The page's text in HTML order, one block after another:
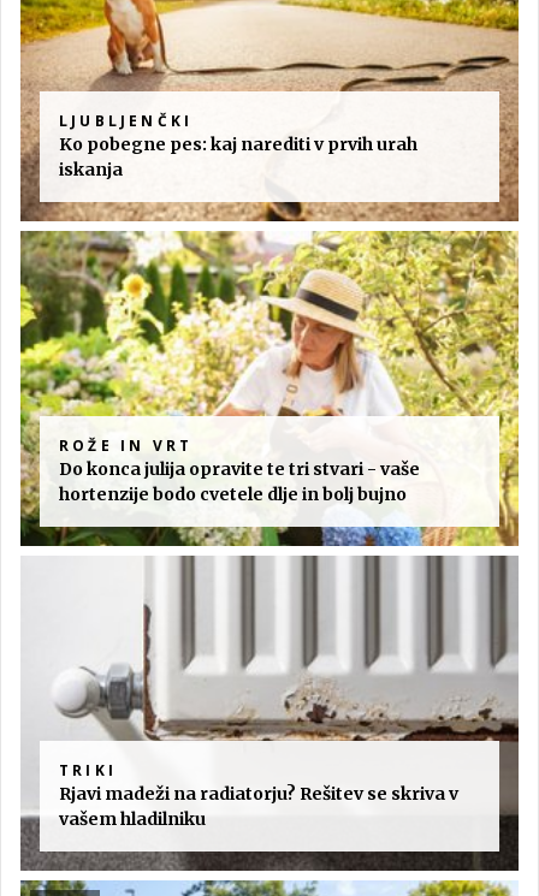
LJUBLJENČKI
Ko pobegne pes: kaj narediti v prvih urah
iskanja
ROŽE IN VRT
Do konca julija opravite te tri stvari - vaše
hortenzije bodo cvetele dlje in bolj bujno
TRIKI
Rjavi madeži na radiatorju? Rešitev se skriva v
vašem hladilniku